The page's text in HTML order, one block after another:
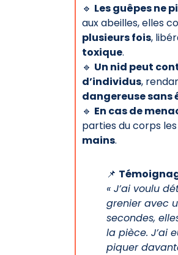
🔹 Les guêpes ne
aux abeilles, elles
plusieurs fois,
toxique.
🔹 Un nid peut
d’individus,
dangereuse
🔹 En cas de
parties du corps
mains.
📌
« J’ai voulu
grenier avec
secondes,
la pièce. J’ai
piquer